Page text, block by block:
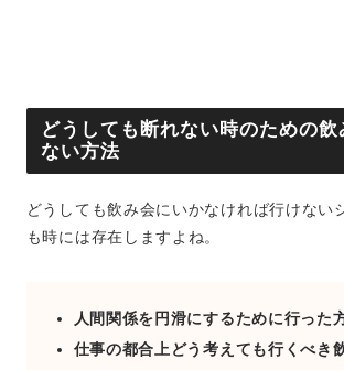
どうしても断れない時のための飲
ない方法
どうしても飲み会にいかなければ行けない
も時には存在しますよね。
人間関係を円滑にするために行った
仕事の都合上どう考えても行くべき